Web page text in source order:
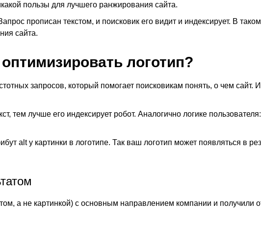
пользы для лучшего ранжирования сайта.
прописан текстом, и поисковик его видит и индексирует. В
сайта.
логотип?
запросов, который помогает поисковикам понять, о чем
тем лучше его индексирует робот. Аналогично логике
alt у картинки в логотипе. Так ваш логoтип может появляться в
а не картинкой) с основным направлением компании и получили